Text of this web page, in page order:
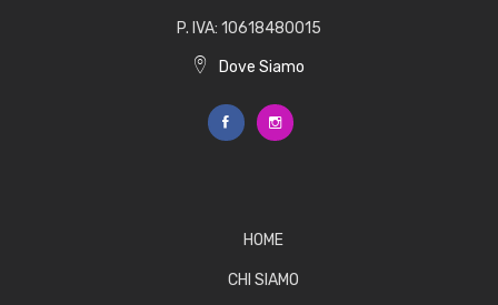
P. IVA: 10618480015
Dove Siamo
HOME
CHI SIAMO